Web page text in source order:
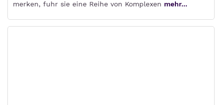
merken, fuhr sie eine Reihe von Komplexen mehr...